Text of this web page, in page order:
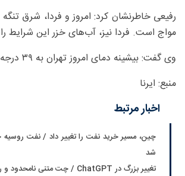
رفیعی خاطرنشان کرد: امروز و فردا، شرق
مواج است. فردا نیز، آب‌های خزر این شرایط را
وی گفت: بیشینه دمای امروز تهران به ۳۹ درجه می‌رسد.
منبع: ایرنا
اخبار مرتبط
چین، مسیر خرید نفت را تغییر داد / نفت
شد
تغییر بزرگ در ChatGPT / چت متنی نامحدود و رایگان